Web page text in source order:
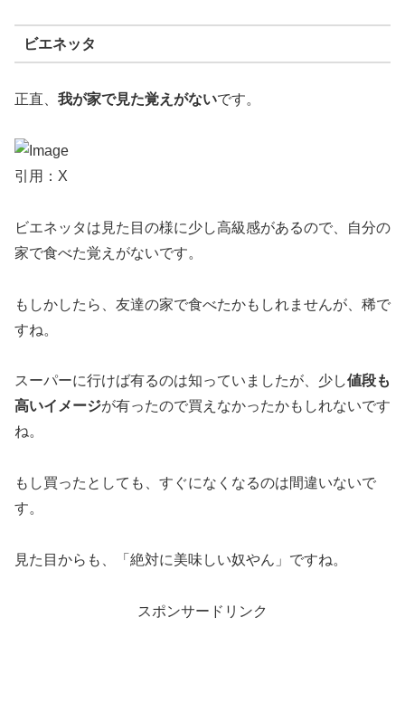
ビエネッタ
正直、 我が家で見た覚えがないです。
引用：X
ビエネッタは見た目の様に少し高級感があるので、自分の
家で食べた覚えがないです。
もしかしたら、友達の家で食べたかもしれませんが、稀で
すね。
スーパーに行けば有るのは知っていましたが、少し値段も
高いイメージが有ったので買えなかったかもしれないです
ね。
もし買ったとしても、すぐになくなるのは間違いないで
す。
見た目からも、「絶対に美味しい奴やん」ですね。
スポンサードリンク